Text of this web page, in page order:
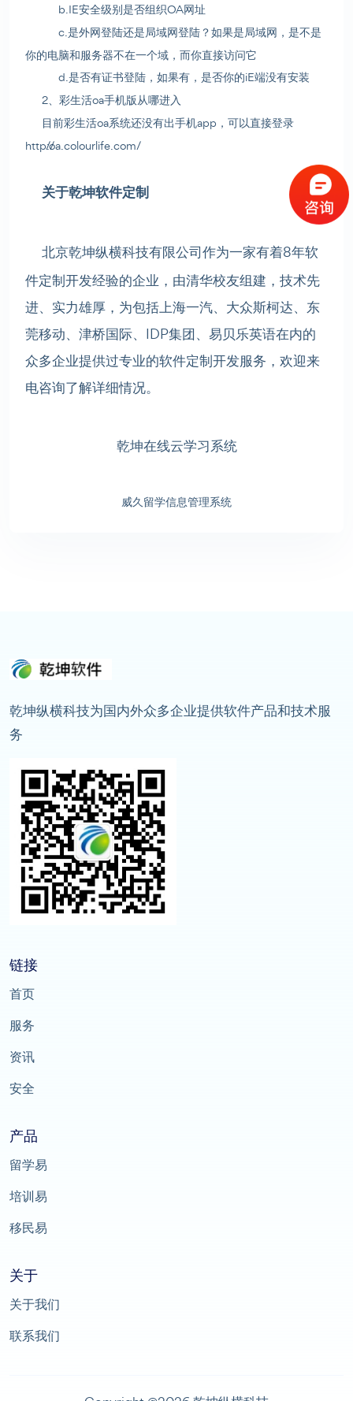
b.IE安全级别是否组织OA网址
c.是外网登陆还是局域网登陆？如果是局域网，是不是
你的电脑和服务器不在一个域，而你直接访问它
d.是否有证书登陆，如果有，是否你的iE端没有安装
2、彩生活oa手机版从哪进入
目前彩生活oa系统还没有出手机app，可以直接登录
http://oa.colourlife.com/
关于乾坤软件定制
北京乾坤纵横科技有限公司作为一家有着8年软
件定制开发经验的企业，由清华校友组建，技术先
进、实力雄厚，为包括上海一汽、大众斯柯达、东
莞移动、津桥国际、IDP集团、易贝乐英语在内的
众多企业提供过专业的软件定制开发服务，欢迎来
电咨询了解详细情况。
乾坤在线云学习系统
威久留学信息管理系统
乾坤纵横科技为国内外众多企业提供软件产品和技术服
务
链接
首页
服务
资讯
安全
产品
留学易
培训易
移民易
关于
关于我们
联系我们